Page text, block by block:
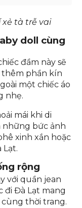
tà trễ vai
doll cùng
đầm này sẽ
phần kín
một chiếc áo
nhẹ.
mái khi di
bức ảnh
xinh xắn hoặc
Lạt.
rộng